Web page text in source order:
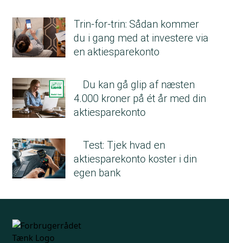
Trin-for-trin: Sådan kommer
du i gang med at investere via
en aktiesparekonto
Du kan gå glip af næsten
4.000 kroner på ét år med din
aktiesparekonto
Test: Tjek hvad en
aktiesparekonto koster i din
egen bank